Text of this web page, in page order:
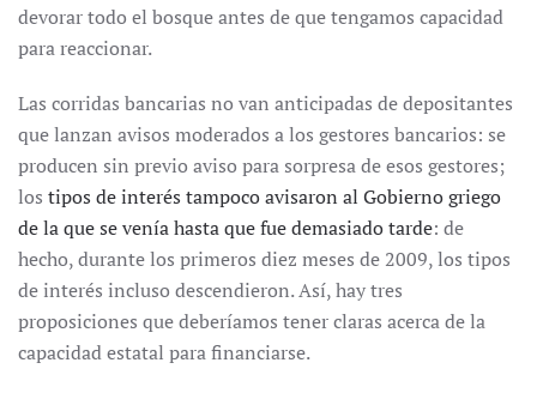
devorar todo el bosque antes de que tengamos capacidad
para reaccionar.
Las corridas bancarias no van anticipadas de depositantes
que lanzan avisos moderados a los gestores bancarios: se
producen sin previo aviso para sorpresa de esos gestores;
los tipos de interés tampoco avisaron al Gobierno griego
de la que se venía hasta que fue demasiado tarde: de
hecho, durante los primeros diez meses de 2009, los tipos
de interés incluso descendieron. Así, hay tres
proposiciones que deberíamos tener claras acerca de la
capacidad estatal para financiarse.